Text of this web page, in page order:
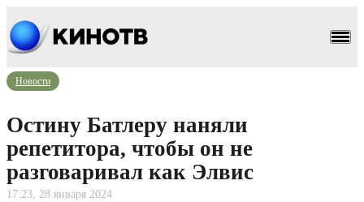
Новости
Остину Батлеру наняли
репетитора, чтобы он не
разговаривал как Элвис
17:23, 28 января 2024